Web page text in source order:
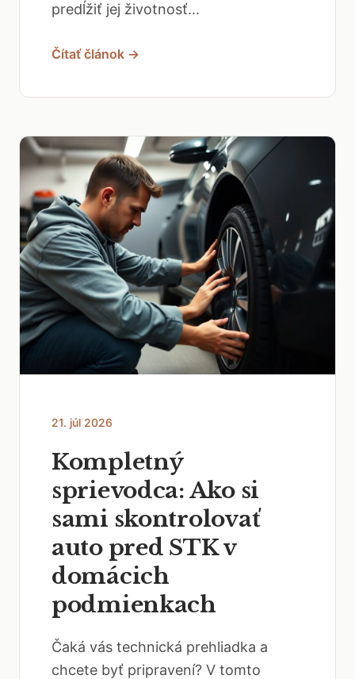
predĺžiť jej životnosť...
Čítať článok →
21. júl 2026
Kompletný
sprievodca: Ako si
sami skontrolovať
auto pred STK v
domácich
podmienkach
Čaká vás technická prehliadka a
chcete byť pripravení? V tomto